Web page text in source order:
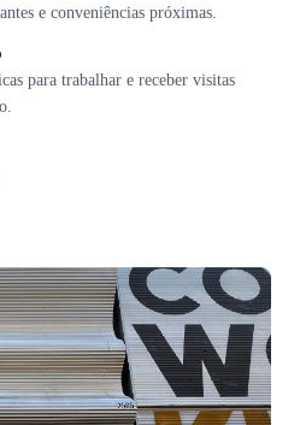
e conveniências próximas.
para trabalhar e receber visitas